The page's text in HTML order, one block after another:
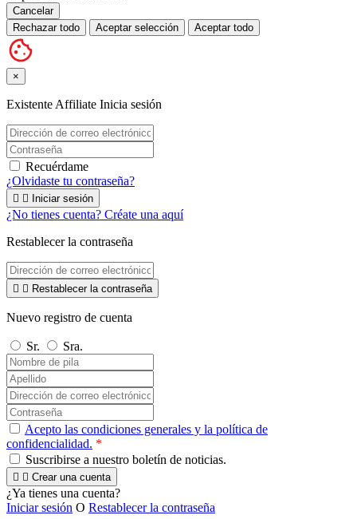
Cancelar
Rechazar todo
Aceptar selección Aceptar todo
×
Existente Affiliate Inicia sesión
Recuérdame
¿Olvidaste tu contraseña?
  Iniciar sesión
¿No tienes cuenta? Créate una aquí
Restablecer la contraseña
  Restablecer la contraseña
Nuevo registro de cuenta
Sr. Sra.
Acepto las condiciones generales y la política de
confidencialidad. *
Suscribirse a nuestro boletín de noticias.
  Crear una cuenta
¿Ya tienes una cuenta?
Iniciar sesión O Restablecer la contraseña